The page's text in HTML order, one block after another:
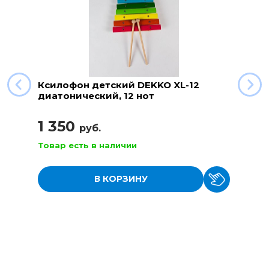
Ксилофон детский DEKKO XL-12
диатонический, 12 нот
1 350 руб.
Товар есть в наличии
В КОРЗИНУ